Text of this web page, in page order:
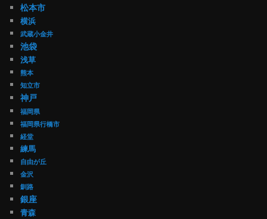
松本市
横浜
武蔵小金井
池袋
浅草
熊本
知立市
神戸
福岡県
福岡県行橋市
経堂
練馬
自由が丘
金沢
釧路
銀座
青森